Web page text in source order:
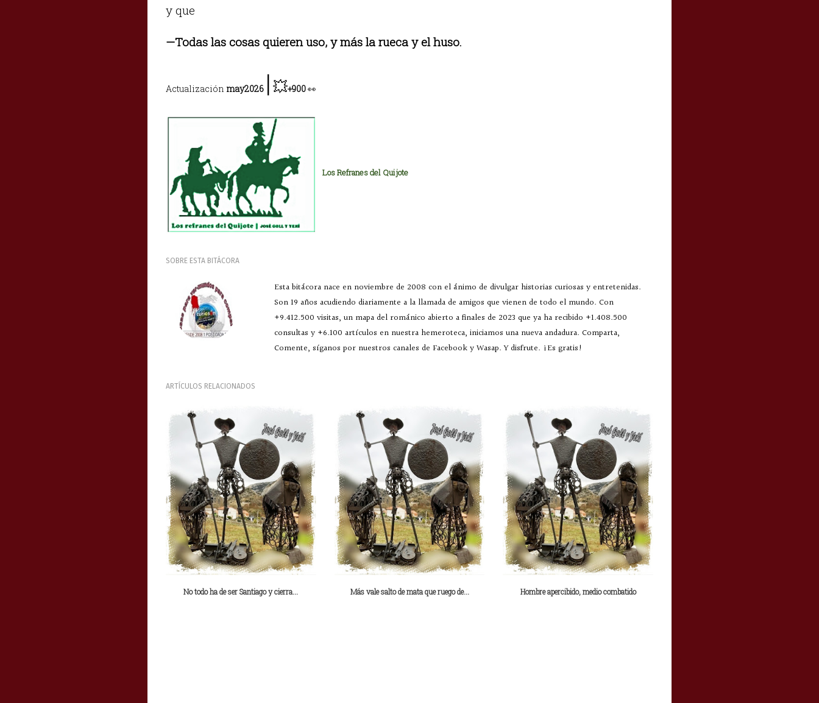
y que
—Todas las cosas quieren uso, y más la rueca y el huso.
Actualización may2026 |💥+900👀
Los Refranes del Quijote
SOBRE ESTA BITÁCORA
Esta bitácora nace en noviembre de 2008 con el ánimo de divulgar historias curiosas y entretenidas.
Son 19 años acudiendo diariamente a la llamada de amigos que vienen de todo el mundo. Con
+9.412.500 visitas, un mapa del románico abierto a finales de 2023 que ya ha recibido +1.408.500
consultas y +6.100 artículos en nuestra hemeroteca, iniciamos una nueva andadura. Comparta,
Comente, síganos por nuestros canales de Facebook y Wasap. Y disfrute. ¡Es gratis!
ARTÍCULOS RELACIONADOS
No todo ha de ser Santiago y cierra... Más vale salto de mata que ruego de... Hombre apercibido, medio combatido